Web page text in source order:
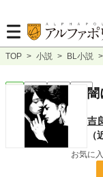
TOP > 小説 > BL小説 >
完結 長編 R18闇
吉
（
お気に